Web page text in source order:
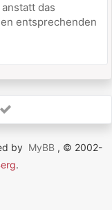
das
entsprechenden
by MyBB , © 2002-
.